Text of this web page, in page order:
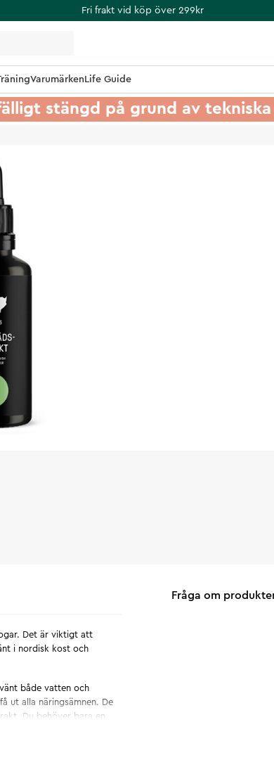
Fri frakt vid köp över 299kr
VarumärkenLife Guide
stängd på grund av
Det är viktigt att
i nordisk kost och
både vatten och
ut alla näringsämnen. De
Du behöver bara en
Fråga om